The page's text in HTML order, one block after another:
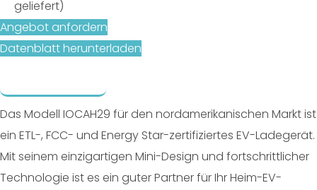
geliefert)
Angebot anfordern
Datenblatt herunterladen
Das Modell IOCAH29 für den nordamerikanischen Markt ist
ein ETL-, FCC- und Energy Star-zertifiziertes EV-Ladegerät.
Mit seinem einzigartigen Mini-Design und fortschrittlicher
Technologie ist es ein guter Partner für Ihr Heim-EV-